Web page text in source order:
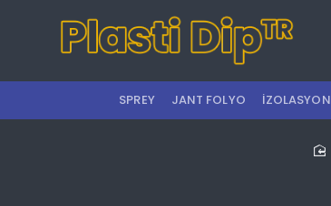
SPREY JANT FOLYO İZOLASYON